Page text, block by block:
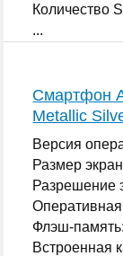
Количество
...
Смартфон
Metallic
Версия
Размер
Разрешение
Флэш-
Встроенная